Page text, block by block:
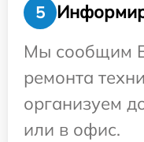
5
Мы сообщим
ремонта
организуем
или в офис.